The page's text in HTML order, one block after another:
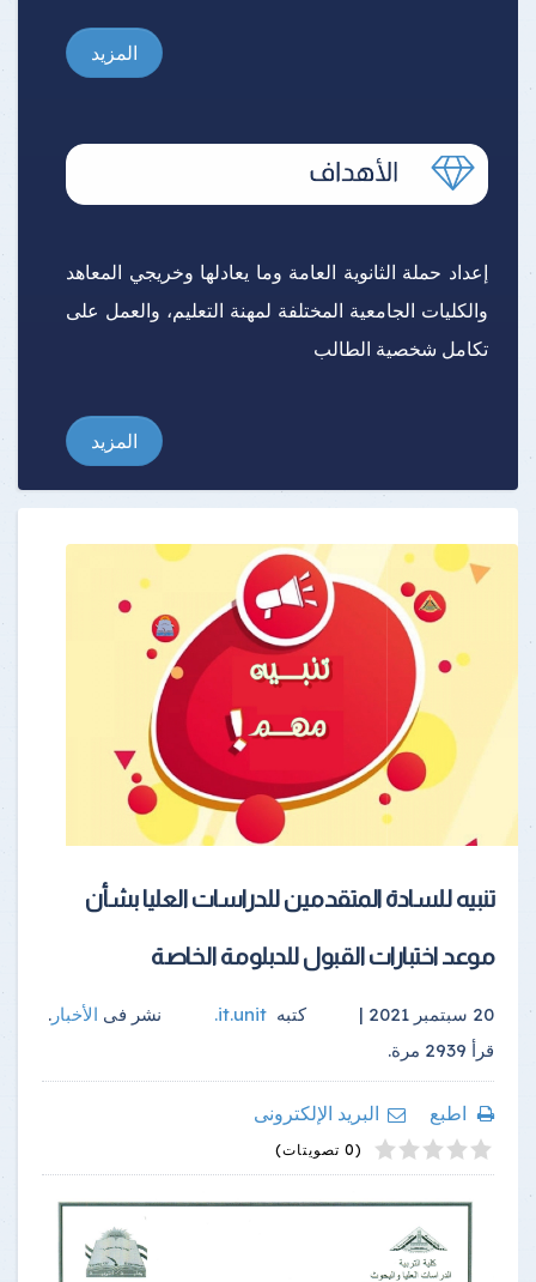
المزيد
إعداد حملة الثانوية العامة وما يعادلها وخريجي المعاهد
والكليات الجامعية المختلفة لمهنة التعليم، والعمل على
تكامل شخصية الطالب
المزيد
تنبيه للسادة المتقدمين للدراسات العليا بشأن
موعد اختبارات القبول للدبلومة الخاصة
20 سبتمبر 2021 | كتبه it.unit
. نشر فى الأخبار .
قرأ 2939 مرة.
اطبع
البريد الإلكترونى
1
2
3
4
5 (0 تصويتات)